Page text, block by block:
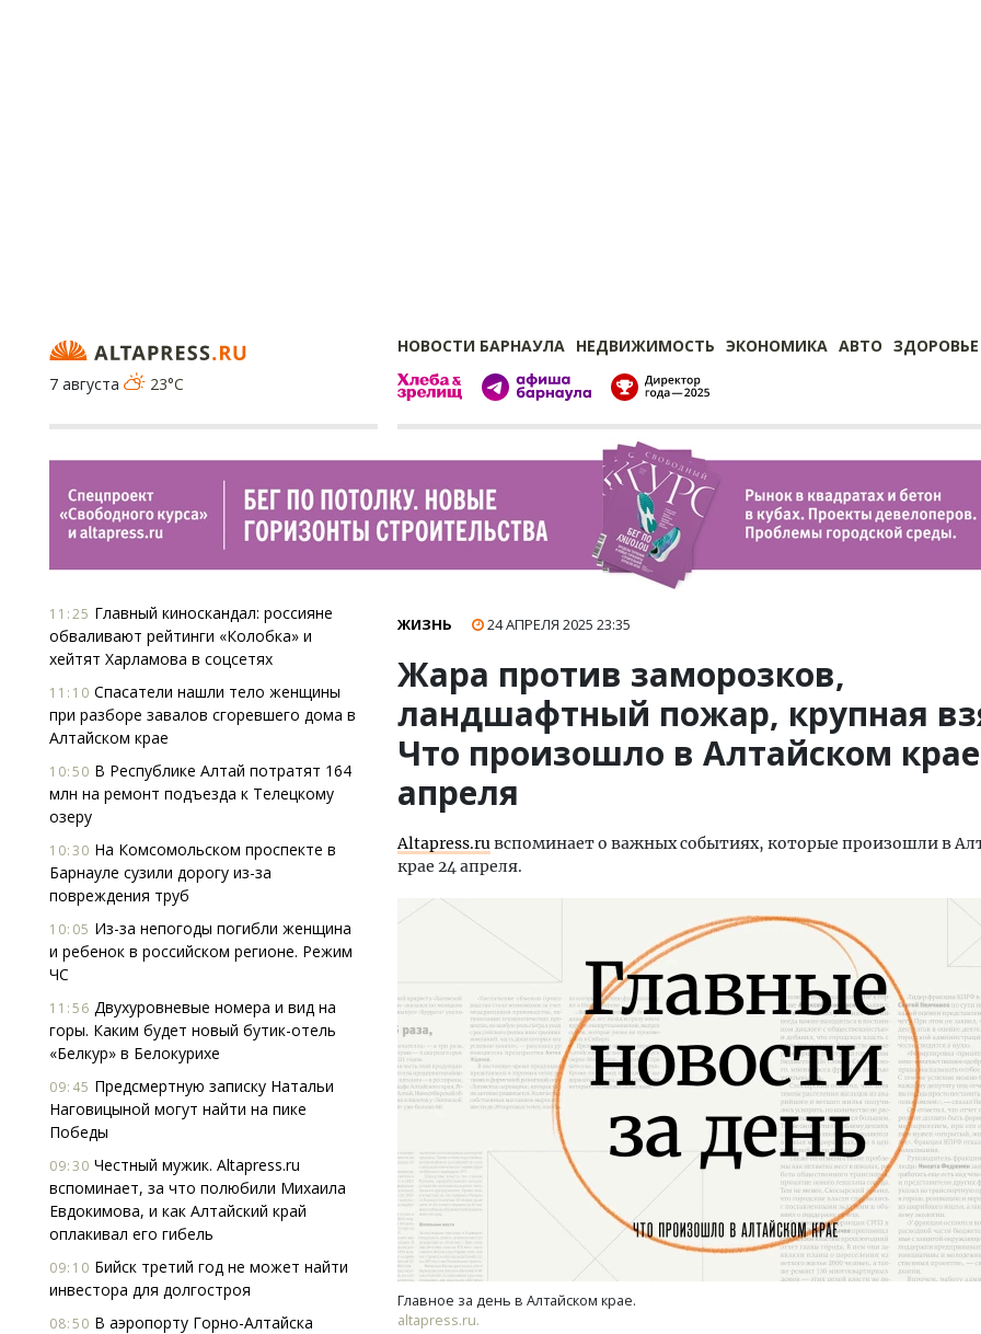
НОВОСТИ БАРНАУЛА НЕДВИЖИМОСТЬ ЭКОНОМИКА АВТО ЗДОРОВЬЕ
7 августа
23°C
11:25 Главный киноскандал: россияне
обваливают рейтинги «Колобка» и
хейтят Харламова в соцсетях
11:10 Спасатели нашли тело женщины
при разборе завалов сгоревшего дома в
Алтайском крае
10:50 В Республике Алтай потратят 164
млн на ремонт подъезда к Телецкому
озеру
10:30 На Комсомольском проспекте в
Барнауле сузили дорогу из-за
повреждения труб
10:05 Из-за непогоды погибли женщина
и ребенок в российском регионе. Режим
ЧС
11:56 Двухуровневые номера и вид на
горы. Каким будет новый бутик-отель
«Белкур» в Белокурихе
09:45 Предсмертную записку Натальи
Наговицыной могут найти на пике
Победы
09:30 Честный мужик. Altapress.ru
вспоминает, за что полюбили Михаила
Евдокимова, и как Алтайский край
оплакивал его гибель
09:10 Бийск третий год не может найти
инвестора для долгостроя
08:50 В аэропорту Горно-Алтайска
ЖИЗНЬ 24 АПРЕЛЯ 2025 23:35
Жара против заморозков,
ландшафтный пожар, крупная
Что произошло в Алтайском
апреля
Altapress.ruвспоминает о важных событиях, которые произошли в
крае 24 апреля.
Главное за день в Алтайском крае.
altapress.ru.
Смелость архитектурных идей.
Генеральный директор компании
ЗИАС — об эстетике городов,
трендах в фасадах и развитии рынка
СТРОИТЕЛЬСТВО
Ищем новые берега.
«Жилищной инициативы»
Гатилов — о том, как
оставаться на плаву,
штормит
СТРОИТЕЛЬСТВО